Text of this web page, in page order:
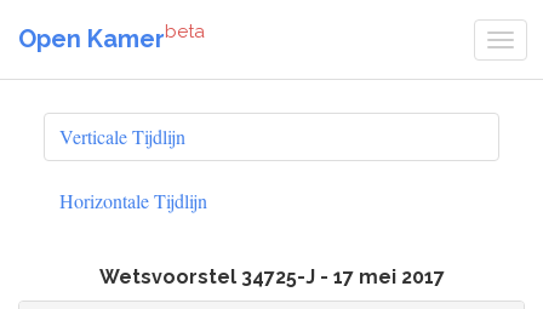
Open Kamerbeta
Verticale Tijdlijn
Horizontale Tijdlijn
Wetsvoorstel 34725-J - 17 mei 2017